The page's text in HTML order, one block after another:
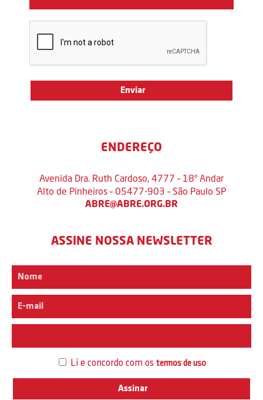
ENDEREÇO
Avenida Dra. Ruth Cardoso, 4777 – 18º Andar
Alto de Pinheiros – 05477-903 – São Paulo SP
ABRE@ABRE.ORG.BR
ASSINE NOSSA NEWSLETTER
Li e concordo com os termos de uso